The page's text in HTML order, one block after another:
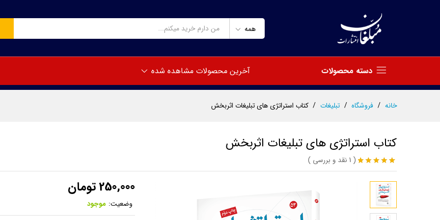
همه
دسته محصولات آخرین محصولات مشاهده شده
خانه / فروشگاه / تبلیغات / کتاب استراتژی های تبلیغات اثربخش
کتاب استراتژی های تبلیغات اثربخش
امتیاز5.00
از 5 امتیاز
1
مشتری
(
1 نقد و بررسی )
250,000تومان
وضعیت: موجود